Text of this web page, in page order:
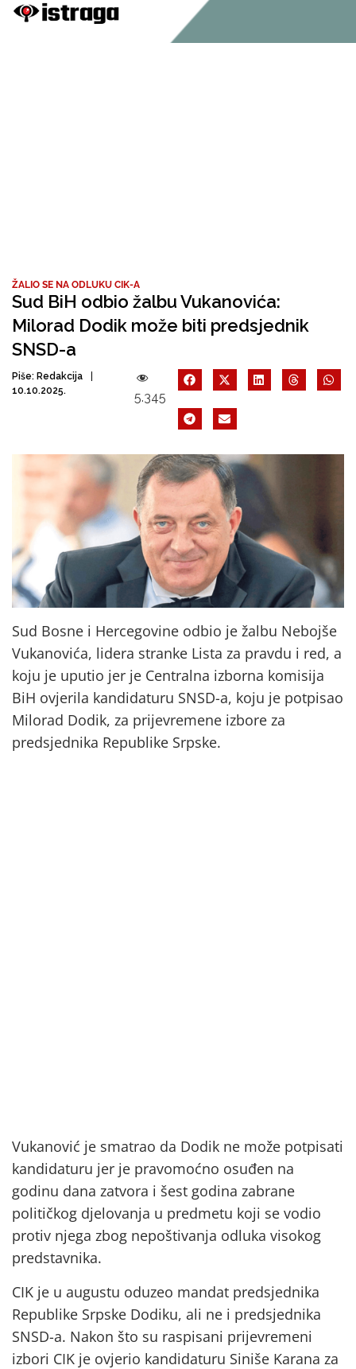
ŽALIO SE NA ODLUKU CIK-A
Sud BiH odbio žalbu Vukanovića:
Milorad Dodik može biti predsjednik
SNSD-a
Piše: Redakcija
10.10.2025.
5.345
Sud Bosne i Hercegovine odbio je žalbu Nebojše
Vukanovića, lidera stranke Lista za pravdu i red, a
koju je uputio jer je Centralna izborna komisija
BiH ovjerila kandidaturu SNSD-a, koju je potpisao
Milorad Dodik, za prijevremene izbore za
predsjednika Republike Srpske.
Vukanović je smatrao da Dodik ne može potpisati
kandidaturu jer je pravomoćno osuđen na
godinu dana zatvora i šest godina zabrane
političkog djelovanja u predmetu koji se vodio
protiv njega zbog nepoštivanja odluka visokog
predstavnika.
CIK je u augustu oduzeo mandat predsjednika
Republike Srpske Dodiku, ali ne i predsjednika
SNSD-a. Nakon što su raspisani prijevremeni
izbori CIK je ovjerio kandidaturu Siniše Karana za